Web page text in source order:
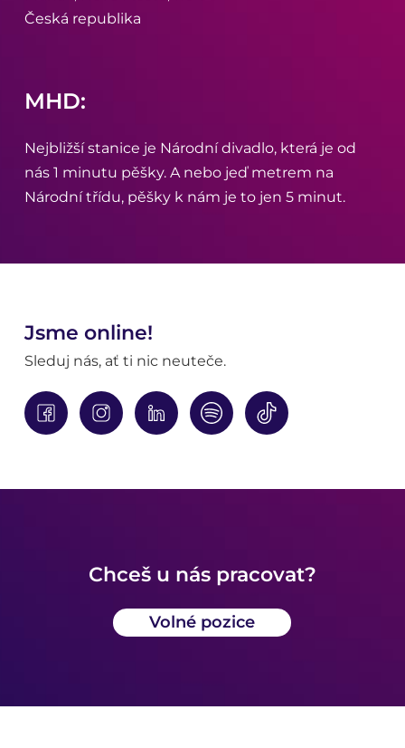
Česká republika
MHD:
Nejbližší stanice je Národní divadlo, která je od
nás 1 minutu pěšky. A nebo jeď metrem na
Národní třídu, pěšky k nám je to jen 5 minut.
Jsme online!
Sleduj nás, ať ti nic neuteče.
Chceš u nás pracovat?
Volné pozice